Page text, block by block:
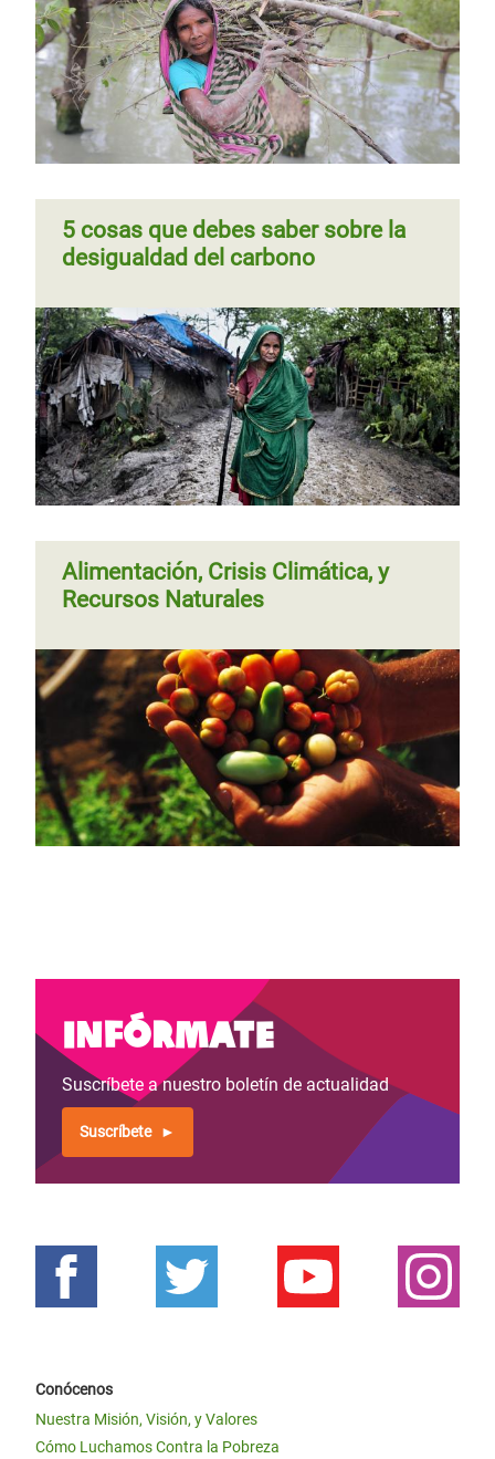
anterior
Paginación
Página
anterior
‹‹ Página 3
5 cosas que debes saber sobre la
desigualdad del carbono
Alimentación, Crisis Climática, y
Recursos Naturales
Infórmate
Suscríbete a nuestro boletín de actualidad
Suscríbete
Conócenos
Nuestra Misión, Visión, y Valores
Cómo Luchamos Contra la Pobreza